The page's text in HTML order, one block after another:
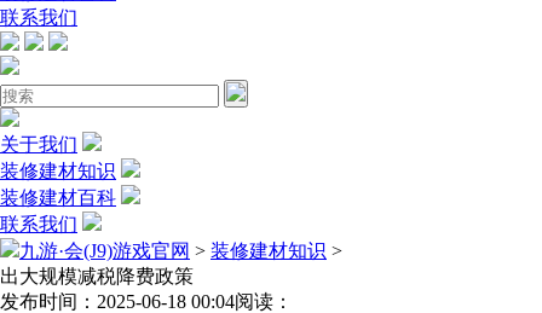
联系我们
关于我们
装修建材知识
装修建材百科
联系我们
九游·会(J9)游戏官网 > 装修建材知识 >
出大规模减税降费政策
发布时间：2025-06-18 00:04阅读：